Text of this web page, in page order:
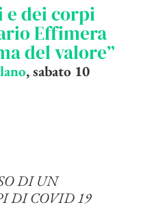
dei corpi
Effimera
del valore”
, sabato 10
DI UN
DI COVID 19